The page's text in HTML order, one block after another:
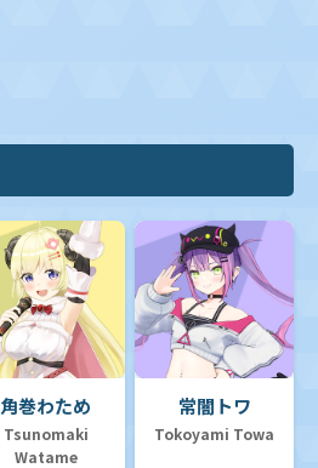
角巻わため
Tsunomaki
Watame
常闇トワ
Tokoyami Towa